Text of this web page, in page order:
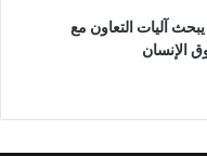
يبحث آليات التعاون مع
الإنسان